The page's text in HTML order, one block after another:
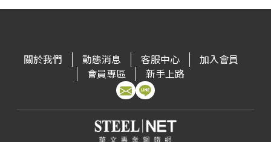
關於我們 動態消息 客服中心
加入會員
會員專區
新手上路